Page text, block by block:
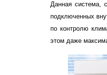
Данная система,
подключенных
по контролю
этом даже